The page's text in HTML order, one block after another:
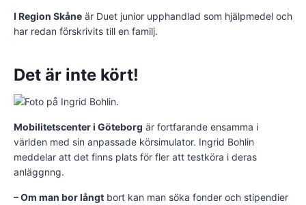
I Region Skåne är Duet junior upphandlad som hjälpmedel och
har redan förskrivits till en familj.
Det är inte kört!
Mobilitetscenter i Göteborg är fortfarande ensamma i
världen med sin anpassade körsimulator. Ingrid Bohlin
meddelar att det finns plats för fler att testköra i deras
anläggnng.
– Om man bor långt bort kan man söka fonder och stipendier